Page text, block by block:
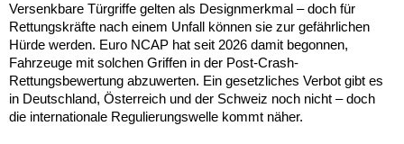
Versenkbare Türgriffe gelten als Designmerkmal – doch für
Rettungskräfte nach einem Unfall können sie zur gefährlichen
Hürde werden. Euro NCAP hat seit 2026 damit begonnen,
Fahrzeuge mit solchen Griffen in der Post-Crash-
Rettungsbewertung abzuwerten. Ein gesetzliches Verbot gibt es
in Deutschland, Österreich und der Schweiz noch nicht – doch
die internationale Regulierungswelle kommt näher.